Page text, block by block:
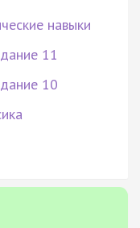
навыки
11
10